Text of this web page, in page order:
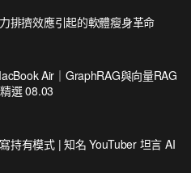
排擠效應引起的軟體瘦身革命
Air｜GraphRAG與向量RAG
選 08.03
持有模式 | 知名 YouTuber 坦言 AI